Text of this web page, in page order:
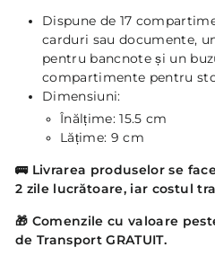
Dispune de 17
carduri sau documente,
pentru bancnote și un
compartimente pentru
Dimensiuni:
Înălțime: 15.5 cm
Lățime: 9 cm
🚌 Livrarea produselor se
2 zile lucrătoare, iar costul
🎁 Comenzile cu valoare
de Transport GRATUIT.